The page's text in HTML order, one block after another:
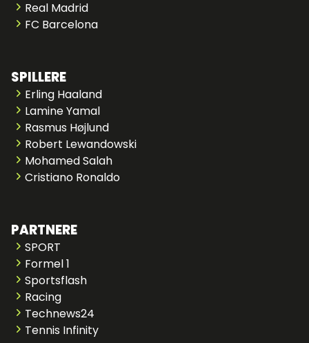
Real Madrid
FC Barcelona
SPILLERE
Erling Haaland
Lamine Yamal
Rasmus Højlund
Robert Lewandowski
Mohamed Salah
Cristiano Ronaldo
PARTNERE
SPORT
Formel 1
Sportsflash
Racing
Technews24
Tennis Infinity